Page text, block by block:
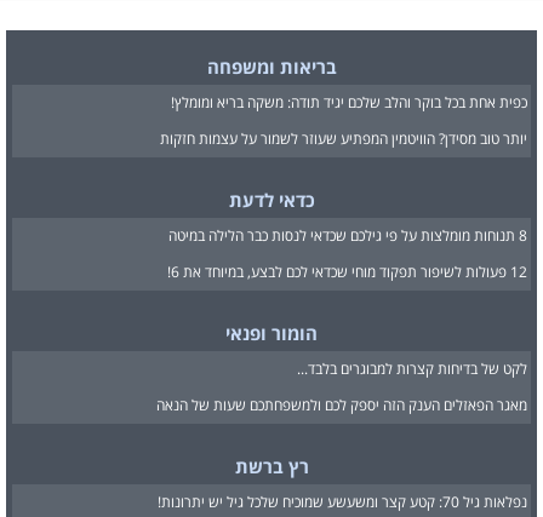
בריאות ומשפחה
כפית אחת בכל בוקר והלב שלכם יגיד תודה: משקה בריא ומומלץ!
יותר טוב מסידן? הוויטמין המפתיע שעוזר לשמור על עצמות חזקות
כדאי לדעת
8 תנוחות מומלצות על פי גילכם שכדאי לנסות כבר הלילה במיטה
12 פעולות לשיפור תפקוד מוחי שכדאי לכם לבצע, במיוחד את 6!
הומור ופנאי
לקט של בדיחות קצרות למבוגרים בלבד...
מאגר הפאזלים הענק הזה יספק לכם ולמשפחתכם שעות של הנאה
רץ ברשת
נפלאות גיל 70: קטע קצר ומשעשע שמוכיח שלכל גיל יש יתרונות!